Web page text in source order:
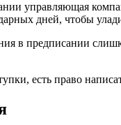
управляющая
дней, чтобы
в предписании
есть право